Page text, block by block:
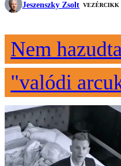
Jeszenszky Zsolt VEZÉRCIKK
Nem
"valódi